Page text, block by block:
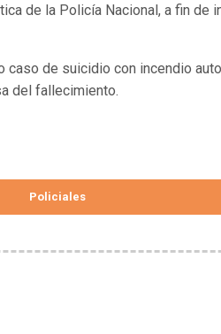
de la Policía Nacional, a fin de
de suicidio con incendio
del fallecimiento.
Policiales